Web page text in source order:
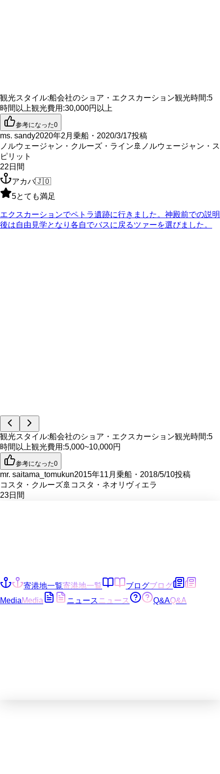
観光スタイル:船会社のショア・エクスカーション観光時間:5
時間以上観光費用 :30,000円以上
参考になった0
ms. sandy2020年2月乗船・2020/3/17投稿
ノルウェージャン・クルーズ・ライン 🚢 ノルウェージャン・ス
ピリット
22 日間
アカバ🇯🇴
5とても満足
エクスカーションでペトラ遺跡に行きました。神殿前での説明
後は自由見学となり各自でバスに戻るツァーを選びました。
観光スタイル:船会社のショア・エクスカーション観光時間:5
時間以上観光費用 :5,000~10,000円
参考になった0
mr. saitama_tomukun2015年11月乗船・2018/5/10投稿
コスタ・クルーズ🚢 コスタ・ネオリヴィエラ
23日間
寄港地一覧寄港地一覧 ブログブログ
MediaMedia ニュース ニュース Q&AQ&A